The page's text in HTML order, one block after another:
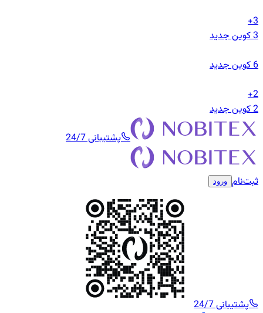
3+
3کوین جدید
6کوین جدید
2+
2کوین جدید
پشتیبانی 24/7
ثبت‌نام ورود
پشتیبانی 24/7